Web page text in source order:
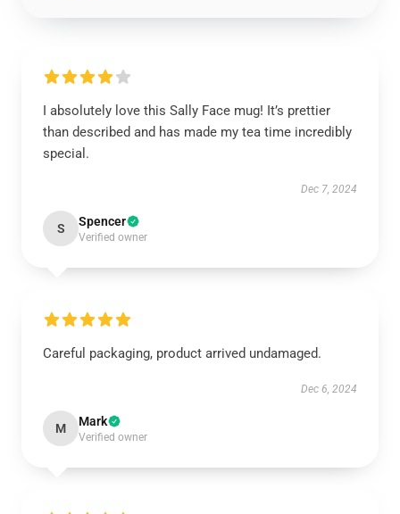
I absolutely love this Sally Face mug! It’s prettier
than described and has made my tea time incredibly
special.
Dec 7, 2024
S Spencer
Verified owner
Careful packaging, product arrived undamaged.
Dec 6, 2024
M Mark
Verified owner